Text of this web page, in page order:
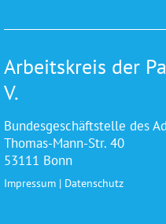
Arbeitskreis der
V.
Bundesgeschäftstelle des
Thomas-Mann-Str. 40
53111 Bonn
Impressum | Datenschutz